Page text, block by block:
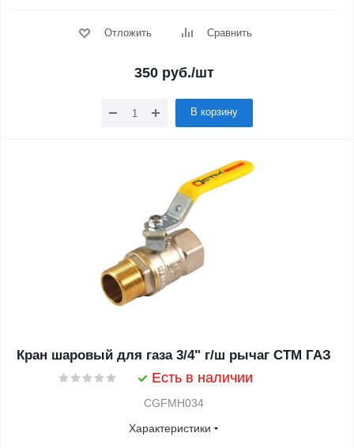
Отложить Сравнить
350 руб./шт
В корзину
Кран шаровый для газа 3/4" г/ш рычаг CTM ГАЗ
Есть в наличии
CGFMH034
Характеристики